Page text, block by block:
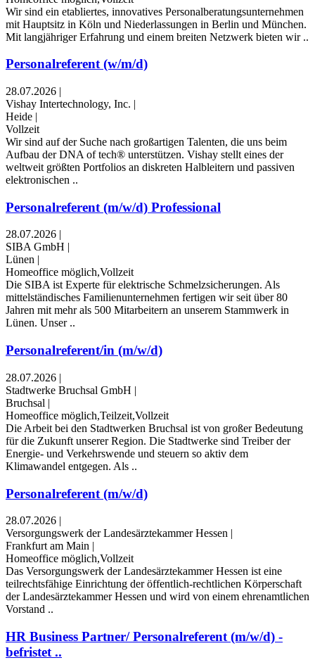
Wir sind ein etabliertes, innovatives Personalberatungsunternehmen
mit Hauptsitz in Köln und Niederlassungen in Berlin und München.
Mit langjähriger Erfahrung und einem breiten Netzwerk bieten wir ..
Personalreferent (w/m/d)
28.07.2026 |
Vishay Intertechnology, Inc. |
Heide |
Vollzeit
Wir sind auf der Suche nach großartigen Talenten, die uns beim
Aufbau der DNA of tech® unterstützen. Vishay stellt eines der
weltweit größten Portfolios an diskreten Halbleitern und passiven
elektronischen ..
Personalreferent (m/w/d) Professional
28.07.2026
SIBA GmbH
Lünen
Homeoffice möglich,Vollzeit
Die SIBA ist Experte für elektrische Schmelzsicherungen. Als
mittelständisches Familienunternehmen fertigen wir seit über 80
Jahren mit mehr als 500 Mitarbeitern an unserem Stammwerk in
Lünen. Unser ..
Personalreferent/in (m/w/d)
28.07.2026 |
Stadtwerke Bruchsal GmbH |
Bruchsal |
Homeoffice möglich,Teilzeit,Vollzeit
Die Arbeit bei den Stadtwerken Bruchsal ist von großer Bedeutung
für die Zukunft unserer Region. Die Stadtwerke sind Treiber der
Energie- und Verkehrswende und steuern so aktiv dem
Klimawandel entgegen. Als ..
Personalreferent (m/w/d)
28.07.2026 |
Versorgungswerk der Landesärztekammer Hessen |
Frankfurt am Main |
Homeoffice möglich,Vollzeit
Das Versorgungswerk der Landesärztekammer Hessen ist eine
teilrechtsfähige Einrichtung der öffentlich-rechtlichen Körperschaft
der Landesärztekammer Hessen und wird von einem ehrenamtlichen
Vorstand ..
HR Business Partner/ Personalreferent (m/w/d) -
befristet ..